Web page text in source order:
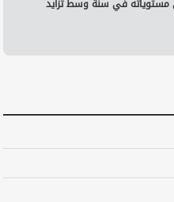
مستوياته في سنة وسط تزايد